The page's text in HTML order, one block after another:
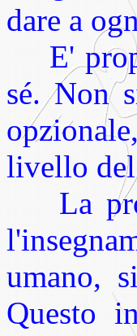
dare a
E'
sé. Non
livello del
La
umano,
Questo